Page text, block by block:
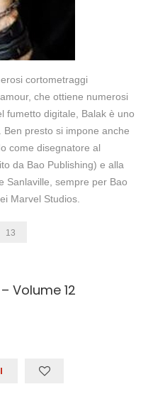
cortometraggi
che ottiene numerosi
fumetto digitale, Balak è uno
presto si impone anche
come disegnatore al
da Bao Publishing) e alla
Sanlaville, sempre per Bao
Marvel Studios.
13
Volume 12